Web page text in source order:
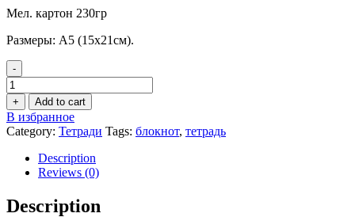
Мел. картон 230гр
Размеры: А5 (15х21см).
-
Тетрадь
в
клетку
на
пружинке
"Нет
лучшего
поклонения..."
quantity
+ Add to cart
В избранное
Category: Тетради Tags: блокнот, тетрадь
Description
Reviews (0)
Description